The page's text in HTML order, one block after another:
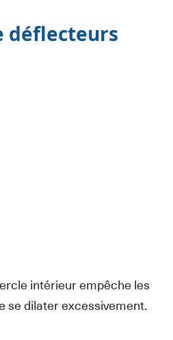
déflecteurs
intérieur empêche les
se dilater excessivement.